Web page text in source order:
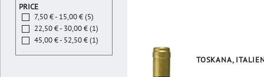
TOSKANA,
PRICE
7,50 € - 15,00 € (5)
22,50 € - 30,00 € (1)
45,00 € - 52,50 € (1)